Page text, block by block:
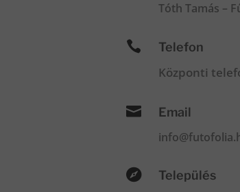
Tóth Tamás –
 Telefon
Központi
 Email
 Település